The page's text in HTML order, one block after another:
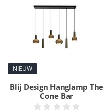
NIEUW
Blij Design Hanglamp The
Cone Bar